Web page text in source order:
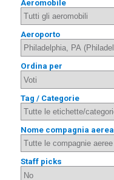
Aeromobile
Aeroporto
Ordina per
Tag / Categorie
Nome compagnia aerea
Staff picks